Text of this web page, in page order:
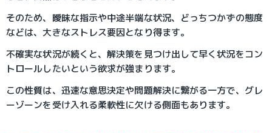
そのため、曖昧な指示や中途半端な状況、どっちつかずの態度
などは、大きなストレス要因となり得ます。
不確実な状況が続くと、解決策を見つけ出して早く状況をコン
トロールしたいという欲求が強まります。
この性質は、迅速な意思決定や問題解決に繋がる一方で、グレ
ーゾーンを受け入れる柔軟性に欠ける側面もあります。